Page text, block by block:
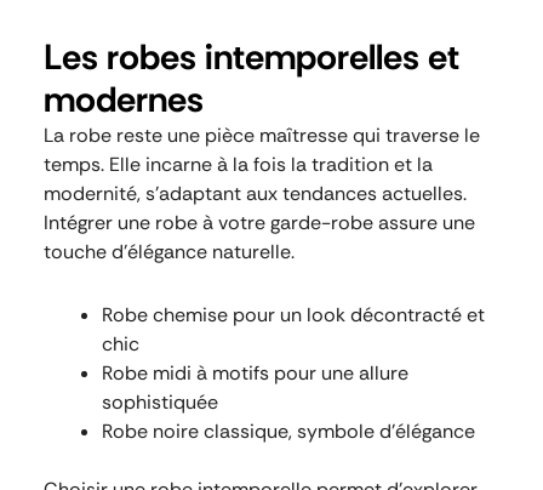
Les robes intemporelles et
modernes
La robe reste une pièce maîtresse qui traverse le
temps. Elle incarne à la fois la tradition et la
modernité, s’adaptant aux tendances actuelles.
Intégrer une robe à votre garde-robe assure une
touche d’élégance naturelle.
Robe chemise pour un look décontracté et
chic
Robe midi à motifs pour une allure
sophistiquée
Robe noire classique, symbole d’élégance